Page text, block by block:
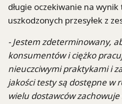
długie oczekiwanie na
uszkodzonych przesyłek z
- Jestem zdeterminowany,
konsumentów i ciężko
nieuczciwymi praktykami i
jakości testy są dostępne w
wielu dostawców